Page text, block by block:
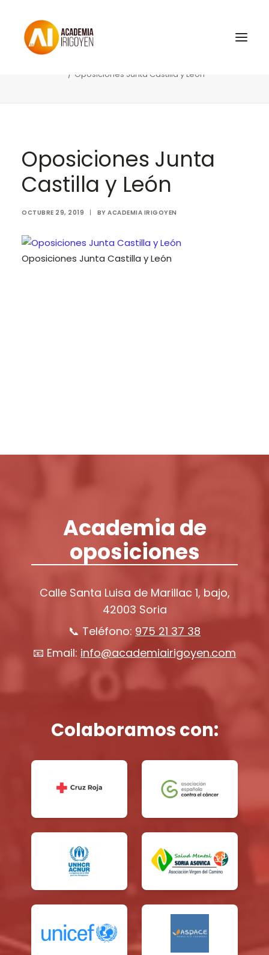
Trabaja con nosotros
Contacto
Preguntas Frecuentes
BuscaOpos 🔎
Aula virtual
Oposiciones Junta Castilla y León
Home
Oposiciones Junta Castilla y León
Oposiciones Junta
Castilla y León
OCTUBRE 29, 2019 | BY ACADEMIA IRIGOYEN
Oposiciones Junta Castilla y León
Academia de
oposiciones
Calle Santa Luisa de Marillac 1, bajo,
42003 Soria
📞 Teléfono: 975 21 37 38
📧 Email: info@academiairigoyen.com
Colaboramos con: